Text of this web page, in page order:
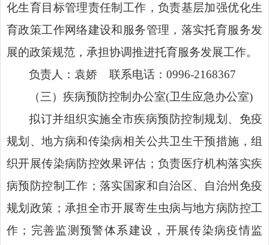
化生育目标管理责任制工作，负责基层加强优化生
育政策工作网络建设和服务管理，落实托育服务发
展的政策规范，承担协调推进托育服务发展工作。
负责人：袁娇 联系电话：0996-2168367
（三）疾病预防控制办公室(卫生应急办公室)
拟订并组织实施全市疾病预防控制规划、免疫
规划、地方病和传染病相关公共卫生干预措施，组
织开展传染病防控效果评估；负责医疗机构落实疾
病预防控制工作；落实国家和自治区、自治州免疫
规划政策；承担全市开展寄生虫病与地方病防控工
作；完善监测预警体系建设，开展传染病疫情监